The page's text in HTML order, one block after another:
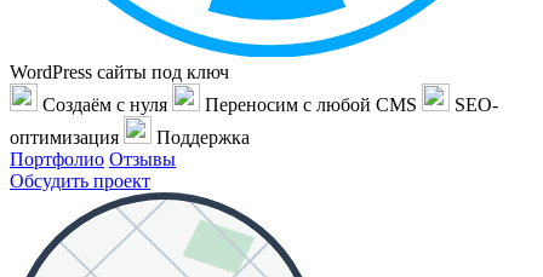
WordPress сайты под ключ
Создаём с нуля
Переносим с любой CMS
SEO-
оптимизация
Поддержка
Портфолио Отзывы
Обсудить проект